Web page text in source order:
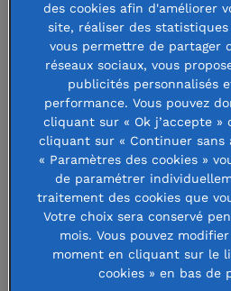
Faire un don à cette
Vient en aide, tant au
moral qu'au point de
des cookies afin d'améliorer
site, réaliser des statistiques
vous permettre de partager
réseaux sociaux, vous
publicités personnalisés
performance. Vous pouvez
cliquant sur « Ok j’accepte »
cliquant sur « Continuer sans
« Paramètres des cookies »
de paramétrer
traitement des cookies que
Votre choix sera conservé
mois. Vous pouvez
moment en cliquant sur le
cookies » en bas de